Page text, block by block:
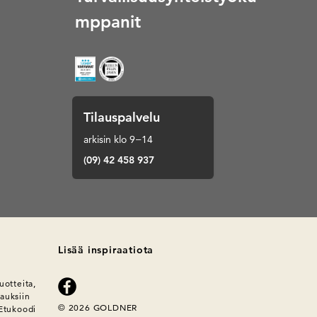
mppanit
Tilauspalvelu
arkisin klo 9−14
(09) 42 458 937
Lisää inspiraatiota
© 2026 GOLDNER